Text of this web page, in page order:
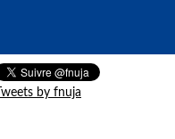
Tweets by fnuja